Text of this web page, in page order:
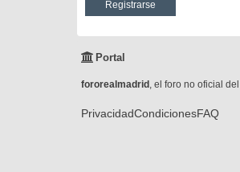
Registrarse
Portal
fororealmadrid , el foro no oficial
PrivacidadCondicionesFAQ